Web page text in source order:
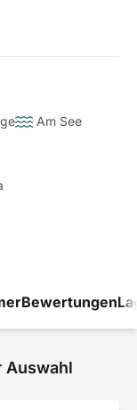
Am See
Bewertungen
Auswahl